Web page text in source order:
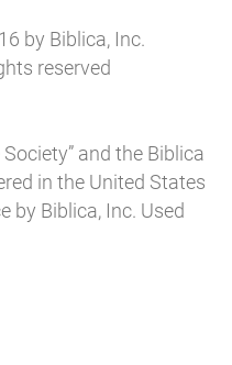
by Biblica, Inc.
reserved
Society” and the Biblica
in the United States
by Biblica, Inc. Used